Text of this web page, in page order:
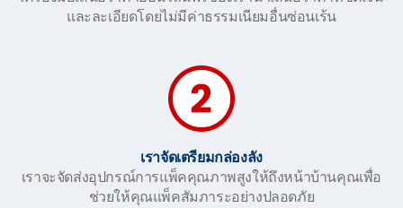
และละเอียดโดยไม่มีค่าธรรมเนียมอื่นซ่อนเร้น
เราจัดเตรียมกล่องลัง
เราจะจัดส่งอุปกรณ์การแพ็คคุณภาพสูงให้ถึงหน้าบ้านคุณเพื่อ
ช่วยให้คุณแพ็คสัมภาระอย่างปลอดภัย